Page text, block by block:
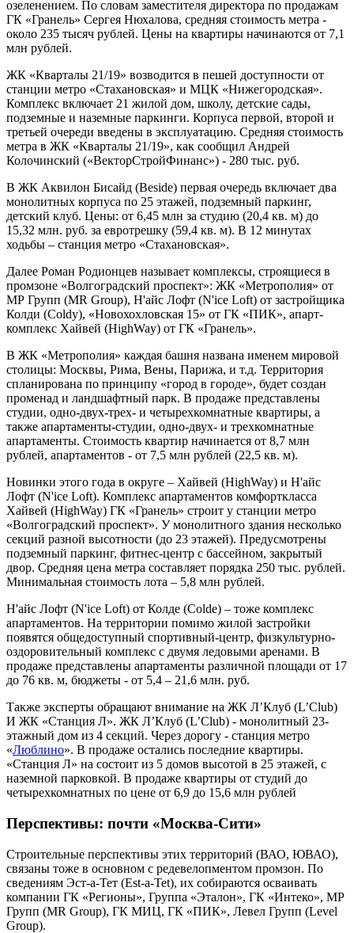
озеленением. По словам заместителя директора по продажам
ГК «Гранель» Сергея Нюхалова, средняя стоимость метра -
около 235 тысяч рублей. Цены на квартиры начинаются от 7,1
млн рублей.
ЖК «Кварталы 21/19» возводится в пешей доступности от
станции метро «Стахановская» и МЦК «Нижегородская».
Комплекс включает 21 жилой дом, школу, детские сады,
подземные и наземные паркинги. Корпуса первой, второй и
третьей очереди введены в эксплуатацию. Средняя стоимость
метра в ЖК «Кварталы 21/19», как сообщил Андрей
Колочинский («ВекторСтройФинанс») - 280 тыс. руб.
В ЖК Аквилон Бисайд (Beside) первая очередь включает два
монолитных корпуса по 25 этажей, подземный паркинг,
детский клуб. Цены: от 6,45 млн за студию (20,4 кв. м) до
15,32 млн. руб. за евротрешку (59,4 кв. м). В 12 минутах
ходьбы – станция метро «Стахановская».
Далее Роман Родионцев называет комплексы, строящиеся в
промзоне «Волгоградский проспект»: ЖК «Метрополия» от
МР Групп (MR Group), Н'айс Лофт (N'ice Loft) от застройщика
Колди (Coldy), «Новохохловская 15» от ГК «ПИК», апарт-
комплекс Хайвей (HighWay) от ГК «Гранель».
В ЖК «Метрополия» каждая башня названа именем мировой
столицы: Москвы, Рима, Вены, Парижа, и т.д. Территория
спланирована по принципу «город в городе», будет создан
променад и ландшафтный парк. В продаже представлены
студии, одно-двух-трех- и четырехкомнатные квартиры, а
также апартаменты-студии, одно-двух- и трехкомнатные
апартаменты. Стоимость квартир начинается от 8,7 млн
рублей, апартаментов - от 7,5 млн рублей (22,5 кв. м).
Новинки этого года в округе – Хайвей (HighWay) и Н'айс
Лофт (N'ice Loft). Комплекс апартаментов комфорткласса
Хайвей (HighWay) ГК «Гранель» строит у станции метро
«Волгоградский проспект». У монолитного здания несколько
секций разной высотности (до 23 этажей). Предусмотрены
подземный паркинг, фитнес-центр с бассейном, закрытый
двор. Средняя цена метра составляет порядка 250 тыс. рублей.
Минимальная стоимость лота – 5,8 млн рублей.
Н'айс Лофт (N'ice Loft) от Колде (Colde) – тоже комплекс
апартаментов. На территории помимо жилой застройки
появятся общедоступный спортивный-центр, физкультурно-
оздоровительный комплекс с двумя ледовыми аренами. В
продаже представлены апартаменты различной площади от 17
до 76 кв. м, бюджеты - от 5,4 – 21,6 млн. руб.
Также эксперты обращают внимание на ЖК Л’Клуб (L’Club)
И ЖК «Станция Л». ЖК Л’Клуб (L’Club) - монолитный 23-
этажный дом из 4 секций. Через дорогу - станция метро
«Люблино». В продаже остались последние квартиры.
«Станция Л» на состоит из 5 домов высотой в 25 этажей, с
наземной парковкой. В продаже квартиры от студий до
четырехкомнатных по цене от 6,9 до 15,6 млн рублей
Перспективы: почти «Москва-Сити»
Строительные перспективы этих территорий (ВАО, ЮВАО),
связаны тоже в основном с редевелопментом промзон. По
сведениям Эст-а-Тет (Est-a-Tet), их собираются осваивать
компании ГК «Регионы», Группа «Эталон», ГК «Интеко», МР
Групп (MR Group), ГК МИЦ, ГК «ПИК», Левел Групп (Level
Group).